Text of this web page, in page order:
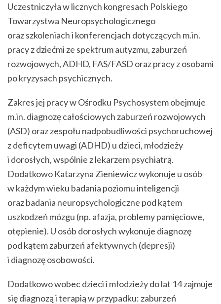
Uczestniczyła w licznych kongresach Polskiego
Towarzystwa Neuropsychologicznego
oraz szkoleniach i konferencjach dotyczących m.in.
pracy z dziećmi ze spektrum autyzmu, zaburzeń
rozwojowych, ADHD, FAS/FASD oraz pracy z osobami
po kryzysach psychicznych.
Zakres jej pracy w Ośrodku Psychosystem obejmuje
m.in. diagnozę całościowych zaburzeń rozwojowych
(ASD) oraz zespołu nadpobudliwości psychoruchowej
z deficytem uwagi (ADHD) u dzieci, młodzieży
i dorosłych, wspólnie z lekarzem psychiatrą.
Dodatkowo Katarzyna Zieniewicz wykonuje u osób
w każdym wieku badania poziomu inteligencji
oraz badania neuropsychologiczne pod kątem
uszkodzeń mózgu (np. afazja, problemy pamięciowe,
otępienie). U osób dorosłych wykonuje diagnozę
pod kątem zaburzeń afektywnych (depresji)
i diagnozę osobowości.
Dodatkowo wobec dzieci i młodzieży do lat 14 zajmuje
się diagnozą i terapią w przypadku: zaburzeń